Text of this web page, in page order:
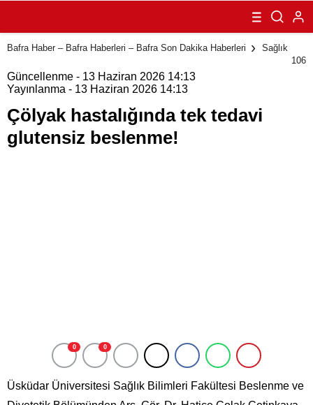
tedavi glutensiz
beslenme!
Bafra Haber – Bafra Haberleri – Bafra Son Dakika Haberleri
Sağlık
106
Güncellenme - 13 Haziran 2026 14:13
Yayınlanma - 13 Haziran 2026 14:13
Çölyak hastalığında tek tedavi
glutensiz beslenme!
0 0
Üsküdar Üniversitesi Sağlık Bilimleri Fakültesi Beslenme ve